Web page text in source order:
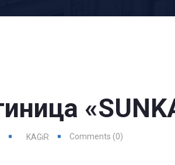
KAGiR Comments (0)